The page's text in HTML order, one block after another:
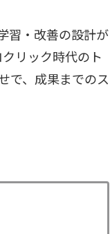
習・改善の設計が
リック時代のト
で、成果までのス